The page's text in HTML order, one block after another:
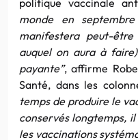
monde en
manifestera peut-
auquel on aura à
payante”, affirme
Santé, dans les
temps de produire le
conservés longtemps,
les vaccinations